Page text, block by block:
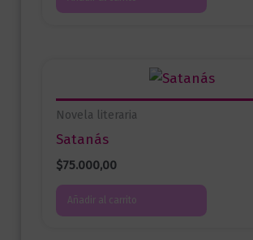
Novela literaria
Satanás
$75.000,00
Añadir al carrito